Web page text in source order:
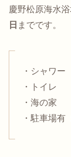
慶野松原海水
日 までです。
・シャワー
・トイレ
・海の家
・駐車場有